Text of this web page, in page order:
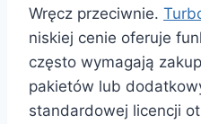
Wręcz przeciwnie.
niskiej cenie oferuje
często wymagają
pakietów lub
standardowej licencji